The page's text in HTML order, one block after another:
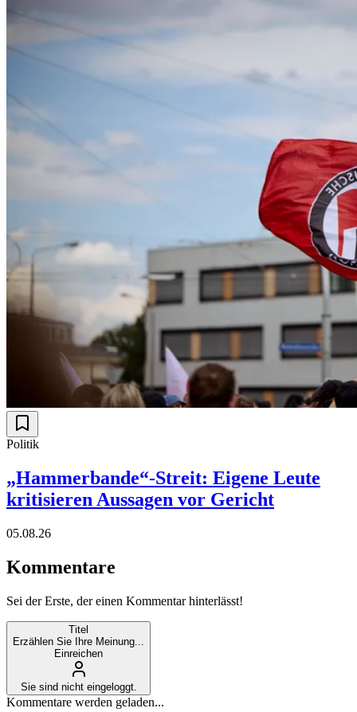
Politik
„Hammerbande“-Streit: Eigene Leute
kritisieren Aussagen vor Gericht
05.08.26
Kommentare
Sei der Erste, der einen Kommentar hinterlässt!
Titel
Erzählen Sie Ihre Meinung...
Einreichen
Sie sind nicht eingeloggt.
Kommentare werden geladen...